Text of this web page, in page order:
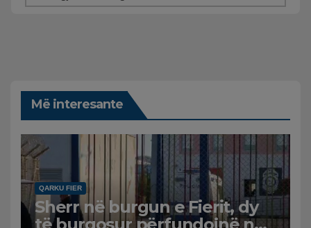
Më interesante
QARKU FIER
Sherr në burgun e Fierit, dy